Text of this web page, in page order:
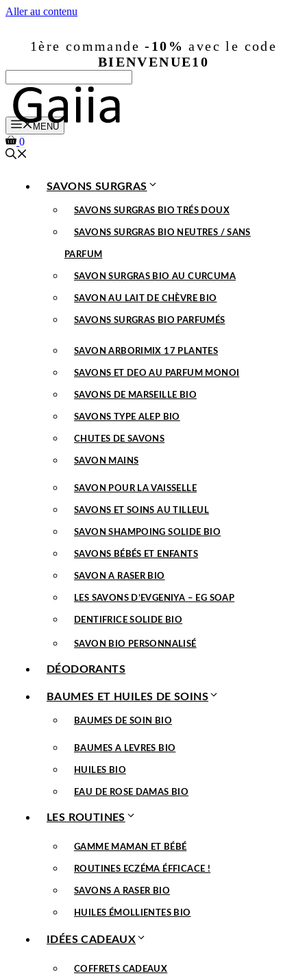
Aller au contenu
1ère commande-10% avec le code
BIENVENUE10
MENU
0
SAVONS SURGRAS
SAVONS SURGRAS BIO TRÉS DOUX
SAVONS SURGRAS BIO NEUTRES / SANS
PARFUM
SAVON SURGRAS BIO AU CURCUMA
SAVON AU LAIT DE CHÈVRE BIO
SAVONS SURGRAS BIO PARFUMÉS
SAVON ARBORIMIX 17 PLANTES
SAVONS ET DEO AU PARFUM MONOI
SAVONS DE MARSEILLE BIO
SAVONS TYPE ALEP BIO
CHUTES DE SAVONS
SAVON MAINS
SAVON POUR LA VAISSELLE
SAVONS ET SOINS AU TILLEUL
SAVON SHAMPOING SOLIDE BIO
SAVONS BÉBÉS ET ENFANTS
SAVON A RASER BIO
LES SAVONS D’EVGENIYA – EG SOAP
DENTIFRICE SOLIDE BIO
SAVON BIO PERSONNALISÉ
DÉODORANTS
BAUMES ET HUILES DE SOINS
BAUMES DE SOIN BIO
BAUMES A LEVRES BIO
HUILES BIO
EAU DE ROSE DAMAS BIO
LES ROUTINES
GAMME MAMAN ET BÉBÉ
ROUTINES ECZÉMA ÉFFICACE !
SAVONS A RASER BIO
HUILES ÉMOLLIENTES BIO
IDÉES CADEAUX
COFFRETS CADEAUX